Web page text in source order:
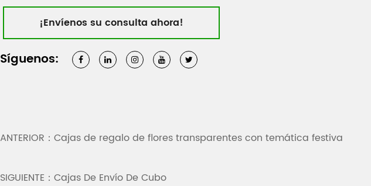
¡Envíenos su consulta ahora!
Síguenos:
ANTERIOR：Cajas de regalo de flores transparentes con temática festiva
SIGUIENTE：Cajas De Envío De Cubo